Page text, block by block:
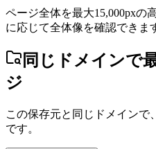
ページ全体を最大15,000pxの
に応じて全体像を確認できま
同じドメインで
ジ
この保存元と同じドメインで
です。